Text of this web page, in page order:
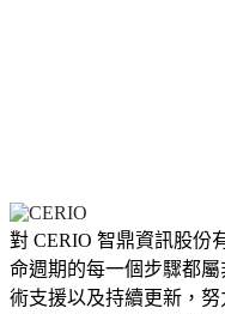
對 CERIO 智鼎資訊股份
命週期的每一個步驟都
術支援以及持續更新，